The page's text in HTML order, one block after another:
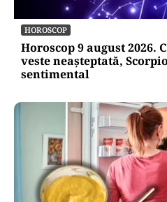
HOROSCOP
Horoscop 9 august 2026.
veste neașteptată,
sentimental